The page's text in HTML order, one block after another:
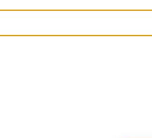
459844311